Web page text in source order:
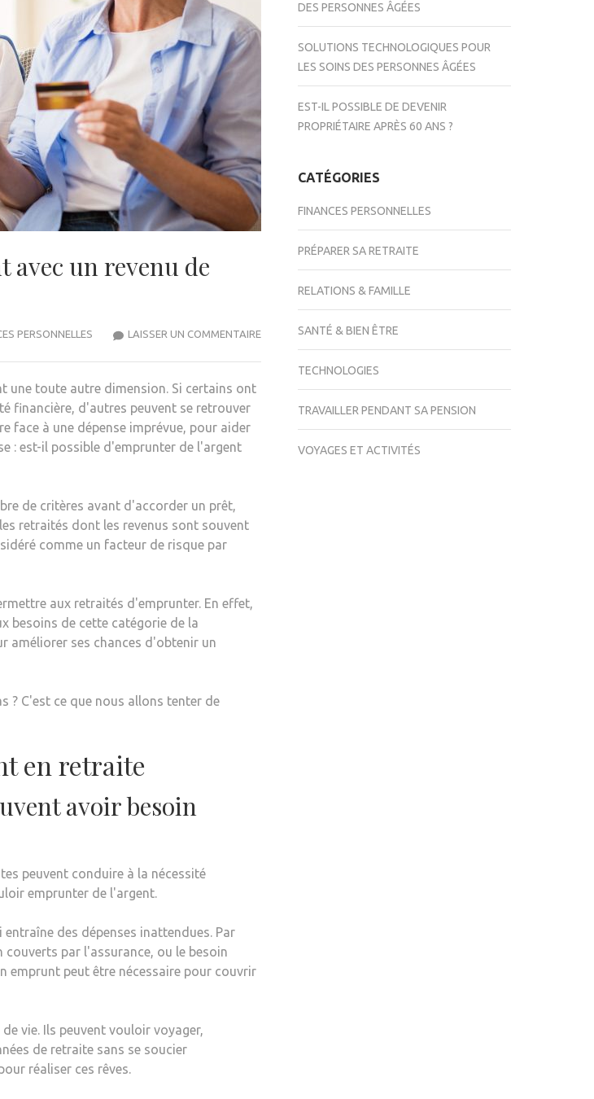
avec un revenu de
LAISSER UN COMMENTAIREEST-
POSSIBLE
D’EMPRUNTER
L’ARGENT
PERSONNELLES
une toute autre dimension. Si certains ont
financière, d'autres peuvent se retrouver
face à une dépense imprévue, pour aider
: est-il possible d'emprunter de l'argent
de critères avant d'accorder un prêt,
retraités dont les revenus sont souvent
comme un facteur de risque par
aux retraités d'emprunter. En effet,
besoins de cette catégorie de la
améliorer ses chances d'obtenir un
? C'est ce que nous allons tenter de
en retraite
avoir besoin
peuvent conduire à la nécessité
emprunter de l'argent.
des dépenses inattendues. Par
par l'assurance, ou le besoin
emprunt peut être nécessaire pour couvrir
vie. Ils peuvent vouloir voyager,
de retraite sans se soucier
réaliser ces rêves.
DES PERSONNES ÂGÉES
SOLUTIONS TECHNOLOGIQUES POUR
LES SOINS DES PERSONNES ÂGÉES
EST-IL POSSIBLE DE DEVENIR
PROPRIÉTAIRE APRÈS 60 ANS ?
CATÉGORIES
FINANCES PERSONNELLES
PRÉPARER SA RETRAITE
RELATIONS & FAMILLE
SANTÉ & BIEN ÊTRE
TECHNOLOGIES
TRAVAILLER PENDANT SA PENSION
VOYAGES ET ACTIVITÉS